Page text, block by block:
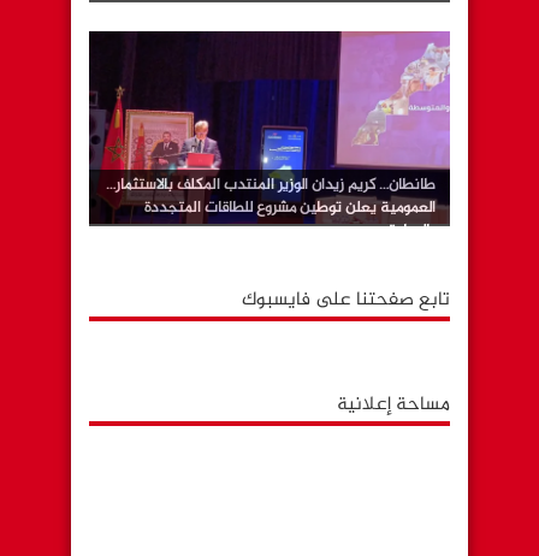
طانطان… كريم زيدان الوزير المنتدب المكلف بالاستثمار…
العمومية يعلن توطين مشروع للطاقات المتجددة
بالوطية
تابع صفحتنا على فايسبوك
مساحة إعلانية